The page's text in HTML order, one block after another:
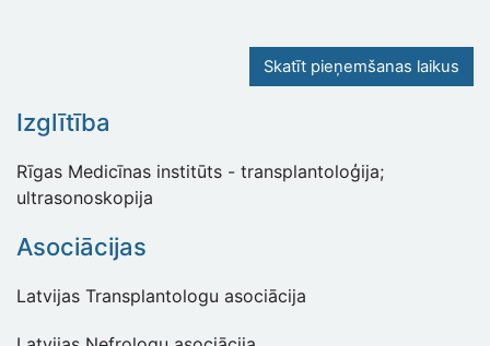
Skatīt pieņemšanas laikus
Izglītība
Rīgas Medicīnas institūts - transplantoloģija;
ultrasonoskopija
Asociācijas
Latvijas Transplantologu asociācija